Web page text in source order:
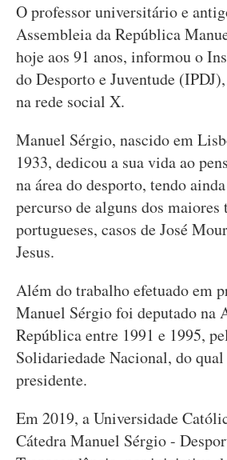
O professor universitário e
Assembleia da República
hoje aos 91 anos, informou o
do Desporto e Juventude
na rede social X.
Manuel Sérgio, nascido em
1933, dedicou a sua vida ao
na área do desporto, tendo
percurso de alguns dos maiores
portugueses, casos de José
Jesus.
Além do trabalho efetuado em
Manuel Sérgio foi deputado na
República entre 1991 e 1995,
Solidariedade Nacional, do
presidente.
Em 2019, a Universidade
Cátedra Manuel Sérgio -